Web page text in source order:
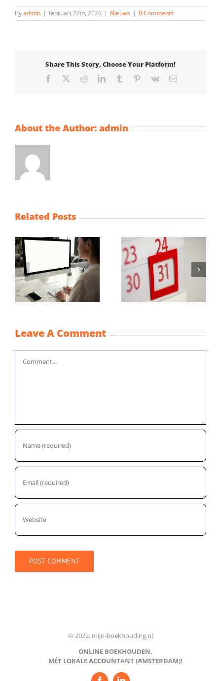
Byadmin | februari 27th, 2020 | Nieuws | 0 Comments
Share This Story, Choose Your Platform!
Facebook RedditLinkedInTumblr Pinterest
Vk Email
About the Author: admin
Related Posts
Vaststellingsaanvraag
NOW-1
Maximum
uurprijzen
2022
Leave A Comment
© 2022, mijn-boekhouding.nl
ONLINE BOEKHOUDEN,
MÉT LOKALE ACCOUNTANT (AMSTERDAM)!